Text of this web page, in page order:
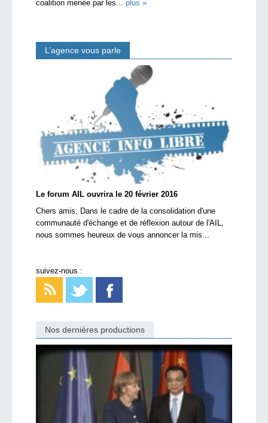
coalition menée par les... plus »
L’agence vous parle
Le forum AIL ouvrira le 20 février 2016
Chers amis, Dans le cadre de la consolidation d'une
communauté d'échange et de réflexion autour de l'AIL,
nous sommes heureux de vous annoncer la mis...
suivez-nous :
Nos dernières productions